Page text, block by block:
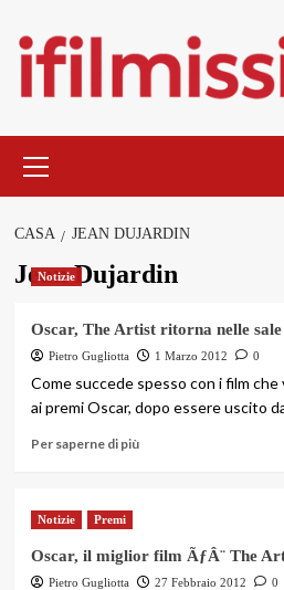
contenuto
principale
CASA JEAN DUJARDIN
Jean Dujardin
Notizie
Oscar, The Artist ritorna nelle
Pietro Gugliotta 1 Marzo 2012 0
Come succede spesso con i film
ai premi Oscar, dopo essere uscito
Per saperne di più
Notizie Premi
Oscar, il miglior film ÃƒÂ¨ The
Pietro Gugliotta 27 Febbraio 2012 0